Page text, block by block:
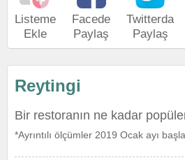
Listeme
Ekle
Facede
Paylaş
Twitterda
Paylaş
Reytingi
Bir restoranın ne kadar
*Ayrıntılı ölçümler 2019 Ocak ayı